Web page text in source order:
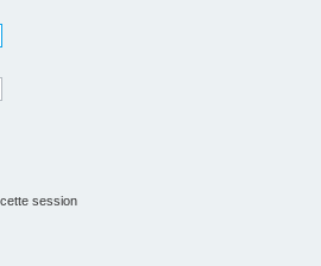
session